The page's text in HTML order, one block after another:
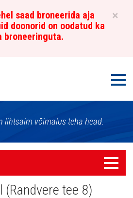
×
saad broneerida aja
doonorid on oodatud ka
broneeringuta.
lihtsaim võimalus teha head.
Menüü
(Randvere tee 8)